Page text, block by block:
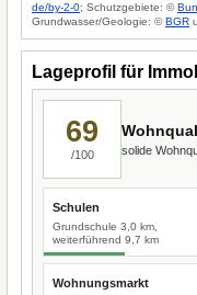
de/by-2-0; Schutzgebiete: ©
Grundwasser/Geologie: ©BGR
Lageprofil für
69
/100 solide
Schulen
Grundschule 3,0 km,
weiterführend 9,7 km
Wohnungsmarkt